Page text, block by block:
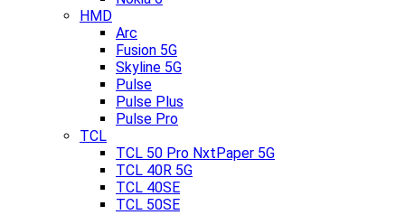
HMD
Arc
Fusion 5G
Skyline 5G
Pulse
Pulse Plus
Pulse Pro
TCL
TCL 50 Pro NxtPaper 5G
TCL 40R 5G
TCL 40SE
TCL 50SE